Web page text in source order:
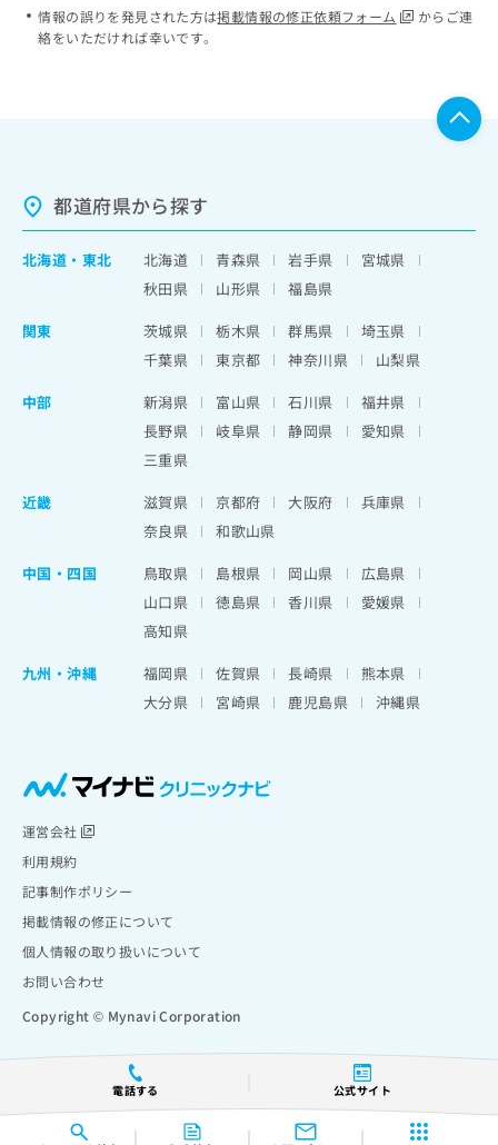
電話する 公式サイト
情報の誤りを発見された方は掲載情報の修正依頼フォーム
からご連
絡をいただければ幸いです。
都道府県から探す
北海道 ・ 東北 北海道 青森県 岩手県
宮城県
秋田県
山形県
福島県
関東
茨城県 栃木県 群馬県
埼玉県
千葉県
東京都 神奈川県
山梨県
中部
新潟県 富山県 石川県
福井県
長野県
岐阜県 静岡県
愛知県
三重県
近畿
滋賀県 京都府 大阪府
兵庫県
奈良県
和歌山県
中国・四国
鳥取県 島根県 岡山県
広島県
山口県
徳島県 香川県
愛媛県
高知県
九州・沖縄
福岡県 佐賀県 長崎県
熊本県
大分県
宮崎県 鹿児島県 沖縄県
運営会社
利用規約
記事制作ポリシー
掲載情報の修正について
個人情報の取り扱いについて
お問い合わせ
Copyright © Mynavi Corporation